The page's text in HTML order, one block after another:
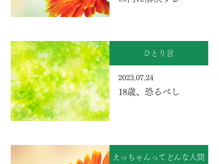
ひとり言
2023.07.24
18歳、恐るべし
えっちゃんってどんな人間